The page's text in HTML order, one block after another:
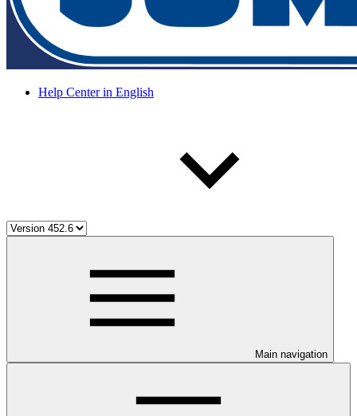
Help Center in English
Main navigation